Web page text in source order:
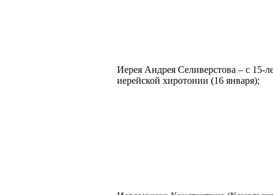
Иерея Андрея Селиверстова – с 15-
иерейской хиротонии (16 января);